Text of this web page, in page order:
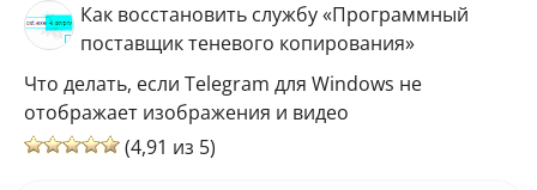
Как восстановить службу «Программный
поставщик теневого копирования»
Что делать, если Telegram для Windows не
отображает изображения и видео
(4,91 из 5)